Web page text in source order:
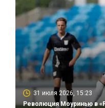
31 июля 2026, 15:23
Революция Моуринью в